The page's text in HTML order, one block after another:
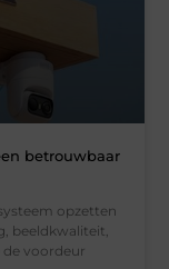
betrouwbaar
opzetten
beeldkwaliteit,
de voordeur